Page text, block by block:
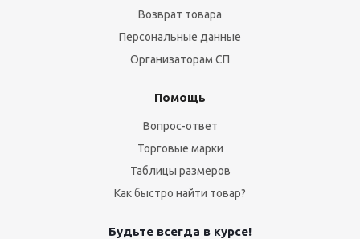
Возврат товара
Персональные данные
Организаторам СП
Помощь
Вопрос-ответ
Торговые марки
Таблицы размеров
Как быстро найти товар?
Будьте всегда в курсе!